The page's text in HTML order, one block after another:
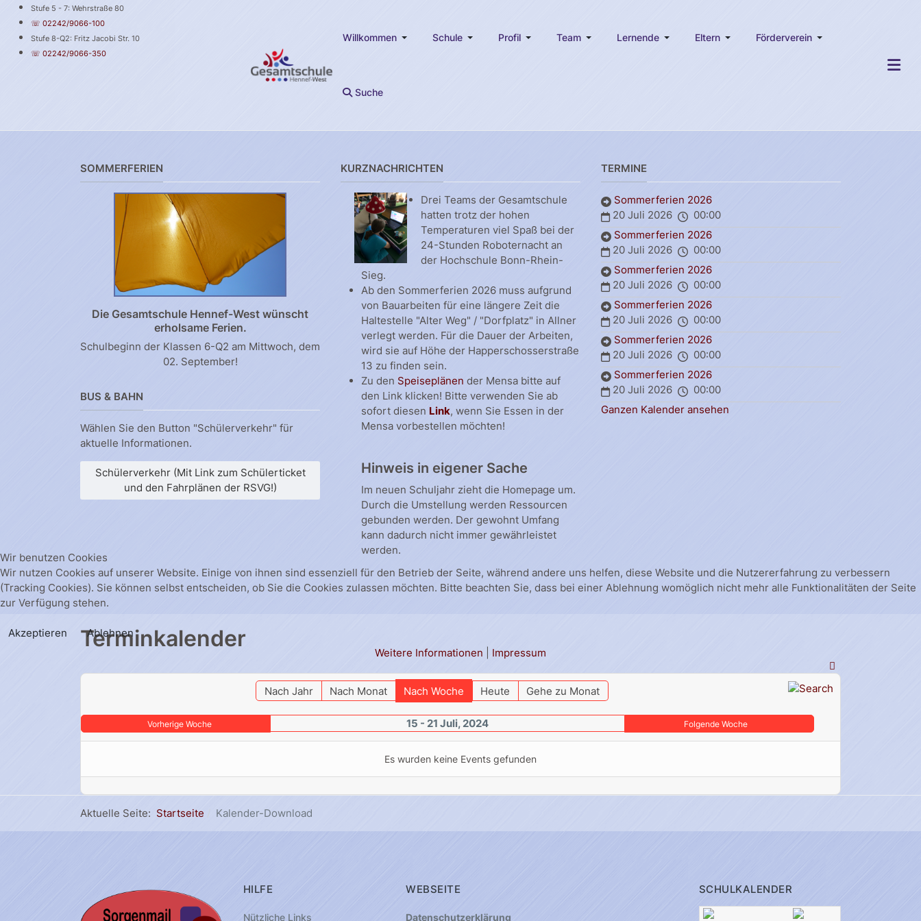
Stufe 5 - 7: Wehrstraße 80
☏ 02242/9066-100
Stufe 8-Q2: Fritz Jacobi Str. 10
☏ 02242/9066-350
Willkommen Schule Profil Team Lernende Eltern Förderverein
Suche
SOMMERFERIEN
Die Gesamtschule Hennef-West wünscht
erholsame Ferien.
Schulbeginn der Klassen 6-Q2 am Mittwoch, dem
02. September!
BUS & BAHN
Wählen Sie den Button "Schülerverkehr" für
aktuelle Informationen.
Schülerverkehr (Mit Link zum Schülerticket
und den Fahrplänen der RSVG!)
KURZNACHRICHTEN
Drei Teams der Gesamtschule
hatten trotz der hohen
Temperaturen viel Spaß bei der
24-Stunden Roboternacht an
der Hochschule Bonn-Rhein-
Sieg.
Ab den Sommerferien 2026 muss aufgrund
von Bauarbeiten für eine längere Zeit die
Haltestelle "Alter Weg" / "Dorfplatz" in Allner
verlegt werden. Für die Dauer der Arbeiten,
wird sie auf Höhe der Happerschosserstraße
13 zu finden sein.
Zu den Speiseplänen der Mensa bitte auf
den Link klicken! Bitte verwenden Sie ab
sofort diesen Link, wenn Sie Essen in der
Mensa vorbestellen möchten!
Hinweis in eigener Sache
Im neuen Schuljahr zieht die Homepage um.
Durch die Umstellung werden Ressourcen
gebunden werden. Der gewohnt Umfang
kann dadurch nicht immer gewährleistet
werden.
TERMINE
Sommerferien 2026
20 Juli 2026
00:00
Sommerferien 2026
20 Juli 2026
00:00
Sommerferien 2026
20 Juli 2026
00:00
Sommerferien 2026
20 Juli 2026
00:00
Sommerferien 2026
20 Juli 2026
00:00
Sommerferien 2026
20 Juli 2026
00:00
Ganzen Kalender ansehen
Terminkalender
Nach Jahr Nach Monat Nach Woche Heute Gehe zu Monat
Vorherige Woche 15 - 21 Juli, 2024 Folgende Woche
Es wurden keine Events gefunden
Aktuelle Seite: Startseite Kalender-Download
HILFE
Nützliche Links
WEBSEITE
Datenschutzerklärung
SCHULKALENDER
Wir benutzen Cookies
Wir nutzen Cookies auf unserer Website. Einige von ihnen sind essenziell für den Betrieb der Seite, während andere uns helfen, diese Website und die Nutzererfahrung zu verbessern
(Tracking Cookies). Sie können selbst entscheiden, ob Sie die Cookies zulassen möchten. Bitte beachten Sie, dass bei einer Ablehnung womöglich nicht mehr alle Funktionalitäten der Seite
zur Verfügung stehen.
Akzeptieren
Ablehnen
Weitere Informationen
Impressum